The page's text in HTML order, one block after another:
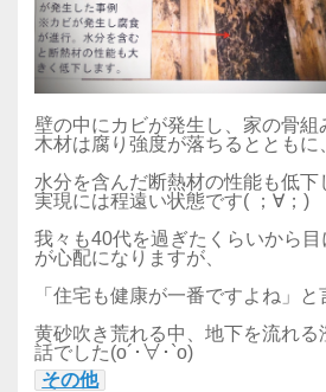
壁の中にカビが発生し、家の骨
木材は腐り強度が落ちるとともに
水分を含んだ断熱材の性能も低
実現には程遠い状態です( ；∀；)
我々も40代を過ぎたくらいから
が心配になりますが、
「住宅も健康が一番ですよね」と
黄砂吹き荒れる中、地下を流れる
話でした(o´･∀･`o)
その他